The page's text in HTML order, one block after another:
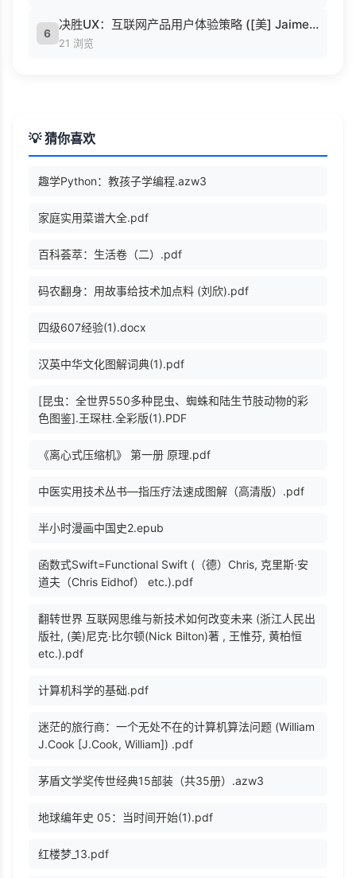
6
决胜UX：互联网产品用户体验策略 ([美] Jaime Levy [[美] Jaime Levy]).epub
21 浏览
💡 猜你喜欢
趣学Python：教孩子学编程.azw3
家庭实用菜谱大全.pdf
百科荟萃：生活卷（二）.pdf
码农翻身：用故事给技术加点料 (刘欣).pdf
四级607经验(1).docx
汉英中华文化图解词典(1).pdf
[昆虫：全世界550多种昆虫、蜘蛛和陆生节肢动物的彩
色图鉴].王琛柱.全彩版(1).PDF
《离心式压缩机》 第一册 原理.pdf
中医实用技术丛书—指压疗法速成图解（高清版）.pdf
半小时漫画中国史2.epub
函数式Swift=Functional Swift (（德）Chris, 克里斯·安
道夫（Chris Eidhof） etc.).pdf
翻转世界 互联网思维与新技术如何改变未来 (浙江人民出
版社, (美)尼克·比尔顿(Nick Bilton)著 , 王惟芬, 黄柏恒
etc.).pdf
计算机科学的基础.pdf
迷茫的旅行商：一个无处不在的计算机算法问题 (William
J.Cook [J.Cook, William]) .pdf
茅盾文学奖传世经典15部装（共35册）.azw3
地球编年史 05：当时间开始(1).pdf
红楼梦_13.pdf